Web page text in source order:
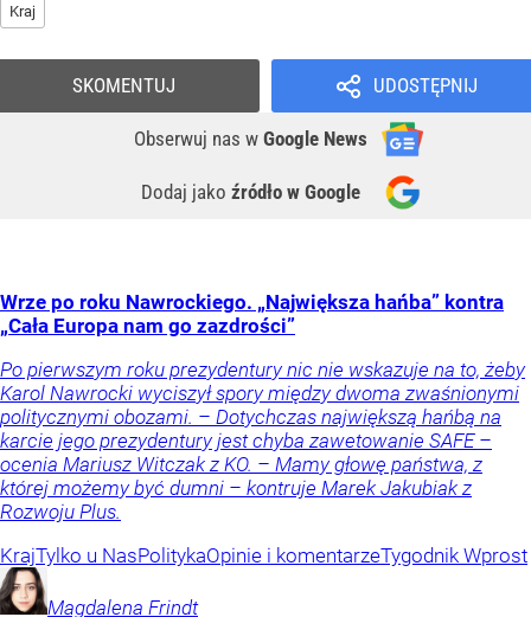
Kraj
UDOSTĘPNIJ
Obserwuj nas w Google News
Dodaj jako źródło w Google
SKOMENTUJ
Wrze po roku Nawrockiego. „Największa hańba” kontra
„Cała Europa nam go zazdrości”
Po pierwszym roku prezydentury nic nie wskazuje na to, żeby
Karol Nawrocki wyciszył spory między dwoma zwaśnionymi
politycznymi obozami. – Dotychczas największą hańbą na
karcie jego prezydentury jest chyba zawetowanie SAFE –
ocenia Mariusz Witczak z KO. – Mamy głowę państwa, z
której możemy być dumni – kontruje Marek Jakubiak z
Rozwoju Plus.
KrajTylko u NasPolitykaOpinie i komentarzeTygodnik Wprost
Magdalena Frindt